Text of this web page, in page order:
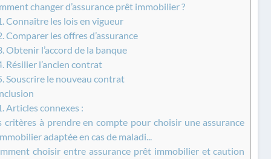
changer d’assurance prêt immobilier ?
Connaître les lois en vigueur
Comparer les offres d’assurance
Obtenir l’accord de la banque
Résilier l’ancien contrat
Souscrire le nouveau contrat
Articles connexes :
critères à prendre en compte pour choisir une assurance
adaptée en cas de maladi...
choisir entre assurance prêt immobilier et caution